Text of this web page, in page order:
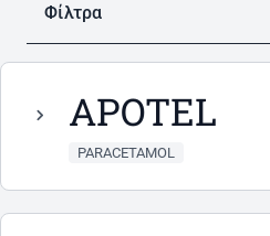
Φίλτρα
APOTEL
PARACETAMOL